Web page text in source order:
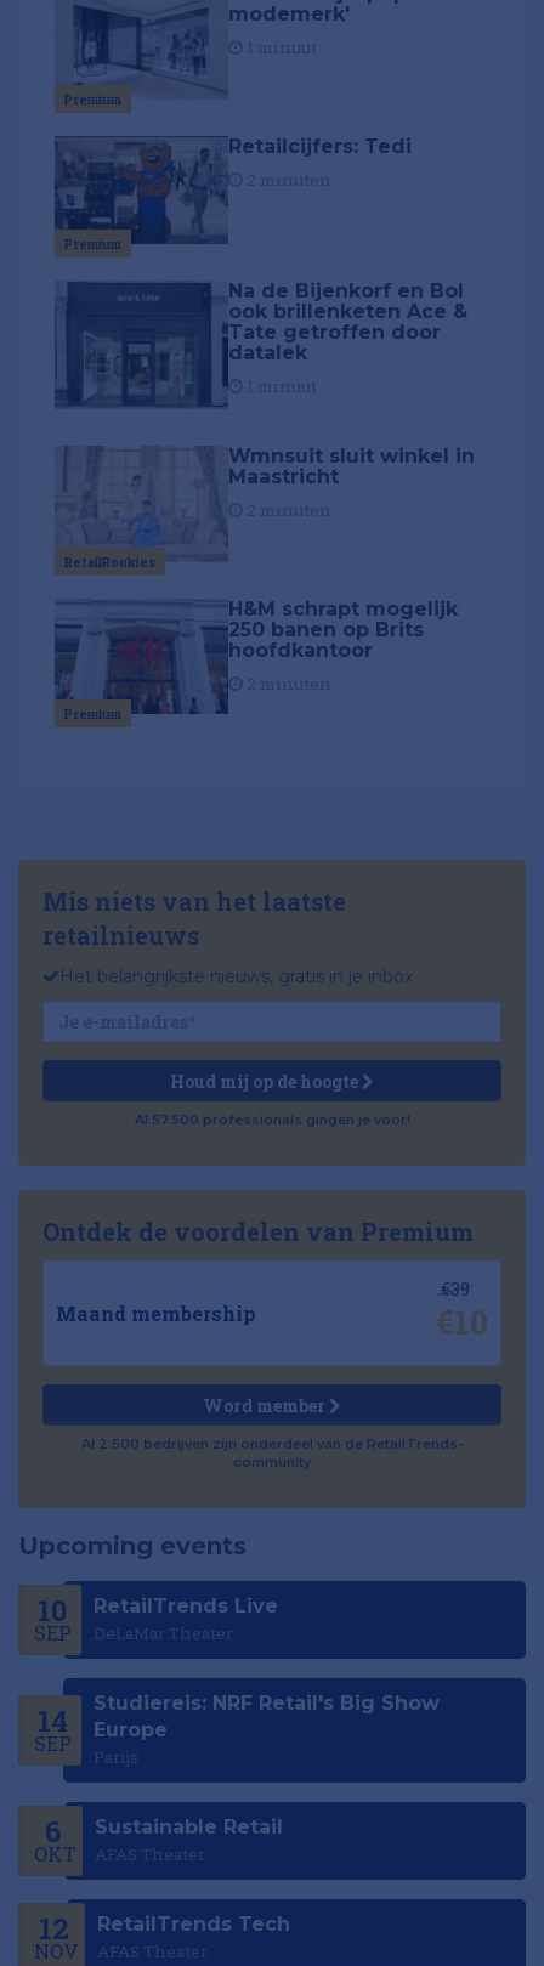
Premium
modemerk'
Premium
Retailcijfers: Tedi
Na de Bijenkorf en Bol
ook brillenketen Ace &
Tate getroffen door
datalek
RetailRookies
Wmnsuit sluit winkel in
Maastricht
Premium
H&M schrapt mogelijk
250 banen op Brits
hoofdkantoor
Mis niets van het laatste
retailnieuws
Het belangrijkste nieuws, gratis in je inbox
Houd mij op de hoogte
Al 57.500 professionals gingen je voor!
Ontdek de voordelen van Premium
Maand membership
€39
€10
Word member
Al 2.500 bedrijven zijn onderdeel van de RetailTrends-
community
Upcoming events
10
SEP
RetailTrends Live
DeLaMar Theater
14
SEP
Studiereis: NRF Retail's Big Show
Europe
Parijs
6
OKT
Sustainable Retail
AFAS Theater
12
NOV
RetailTrends Tech
AFAS Theater